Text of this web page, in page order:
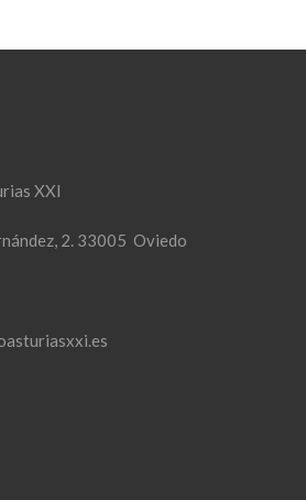
XXI
2. 33005 Oviedo